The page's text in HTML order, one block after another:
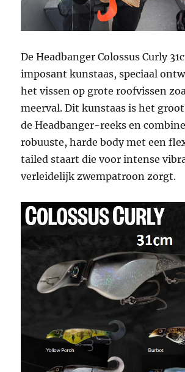
De Headbanger Colossus Curly
imposant kunstaas, speciaal
het vissen op grote roofvissen
meerval. Dit kunstaas is het
de Headbanger-reeks en
robuuste, harde body met een
tailed staart die voor intense
verleidelijk zwempatroon zorgt.